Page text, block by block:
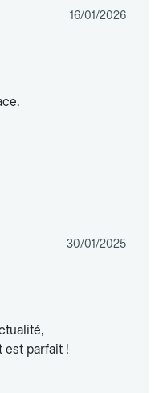
16/01/2026
30/01/2025
est parfait !